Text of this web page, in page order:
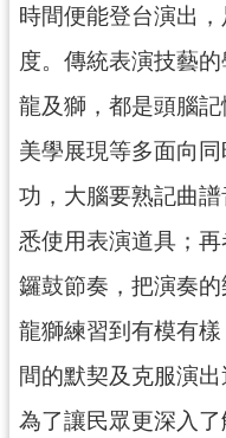
導
覽
政
箱
桃
市
政
府
E
n
g
i
時間便能登台演出
度。傳統表演技藝的
龍及獅，都是頭腦
美學展現等多面向
功，大腦要熟記曲
悉使用表演道具；
鑼鼓節奏，把演奏
龍獅練習到有模有
間的默契及克服演出
為了讓民眾更深入